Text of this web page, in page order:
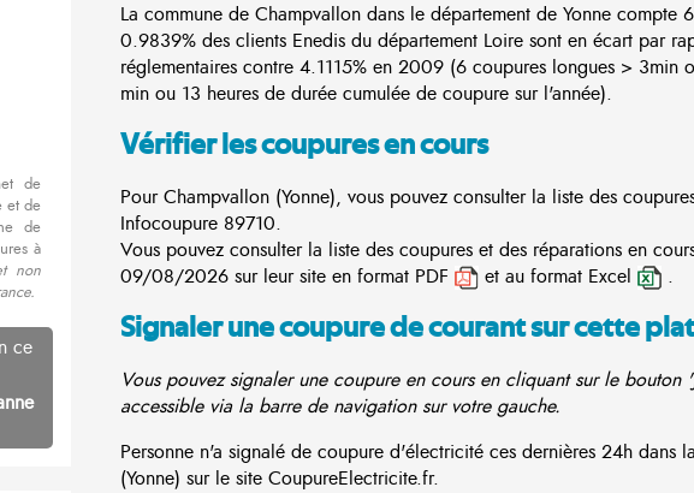
de
et de
de
à
non
ce
La commune de Champvallon dans le département de Yonne compte
0.9839% des clients Enedis du département Loire sont en écart par
réglementaires contre 4.1115% en 2009 (6 coupures longues > 3min
min ou 13 heures de durée cumulée de coupure sur l'année).
Vérifier les coupures en cours
Pour Champvallon (Yonne), vous pouvez consulter la liste des
Infocoupure 89710.
Vous pouvez consulter la liste des coupures et des réparations en
09/08/2026 sur leur site en format PDF
et au format Excel .
Signaler une coupure de courant sur cette
Vous pouvez signaler une coupure en cours en cliquant sur le bouton
accessible via la barre de navigation sur votre gauche.
Personne n'a signalé de coupure d'électricité ces dernières 24h dans
(Yonne) sur le site CoupureElectricite.fr.